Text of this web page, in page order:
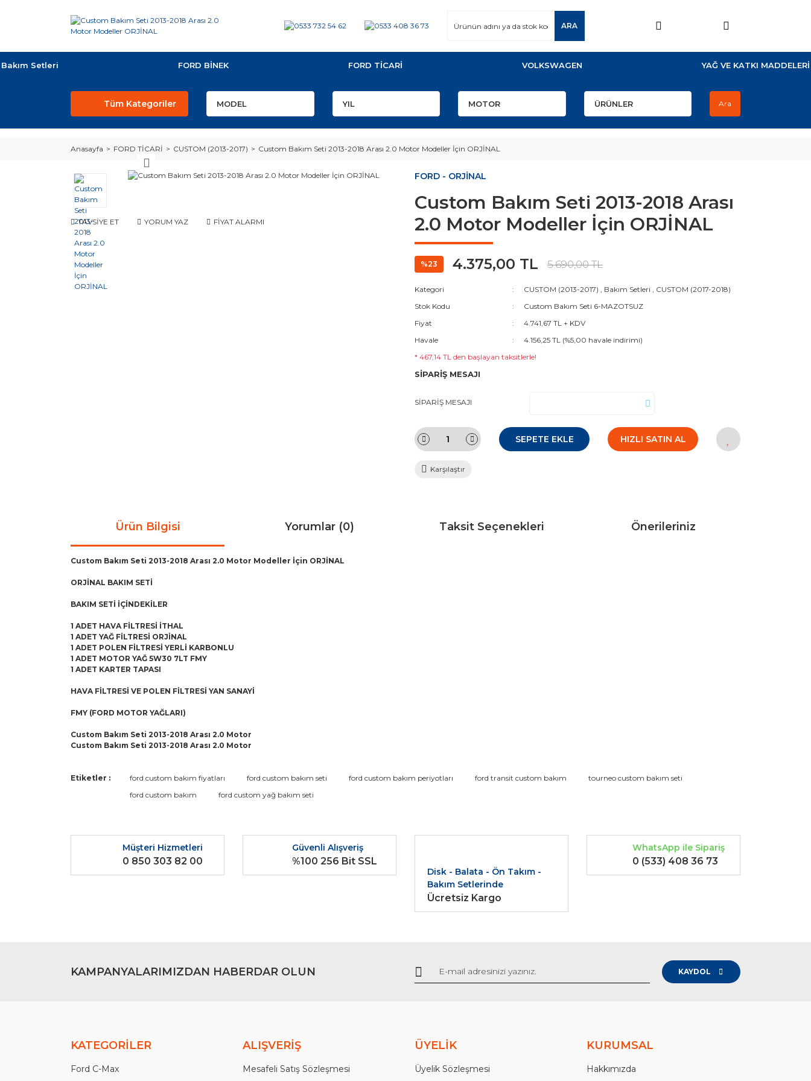
ARA
Bakım Setleri FORD BİNEK FORD TİCARİ VOLKSWAGEN YAĞ VE KATKI MADDELERİ
Tüm Kategoriler Ara
Anasayfa FORD TİCARİ CUSTOM (2013-2017) Custom Bakım Seti 2013-2018 Arası 2.0 Motor Modeller İçin ORJİNAL
TAVSİYE ET YORUM YAZ FİYAT ALARMI
FORD - ORJİNAL
Custom Bakım Seti 2013-2018 Arası
2.0 Motor Modeller İçin ORJİNAL
%23 4.375,00 TL 5.690,00 TL
Kategori CUSTOM (2013-2017) , Bakım Setleri , CUSTOM (2017-2018)
Stok Kodu
Custom Bakım Seti 6-MAZOTSUZ
Fiyat
4.741,67 TL + KDV
Havale
4.156,25 TL (%5,00 havale indirimi)
* 467,14 TL den başlayan taksitlerle!
SİPARİŞ MESAJI
SİPARİŞ MESAJI
SEPETE EKLE HIZLI SATIN AL
Karşılaştır
Ürün Bilgisi Yorumlar (0) Taksit Seçenekleri Önerileriniz
Custom Bakım Seti 2013-2018 Arası 2.0 Motor Modeller İçin ORJİNAL
ORJİNAL BAKIM SETİ
BAKIM SETİ İÇİNDEKİLER
1 ADET HAVA FİLTRESİ İTHAL
1 ADET YAĞ FİLTRESİ ORJİNAL
1 ADET POLEN FİLTRESİ YERLİ KARBONLU
1 ADET MOTOR YAĞ 5W30 7LT FMY
1 ADET KARTER TAPASI
HAVA FİLTRESİ VE POLEN FİLTRESİ YAN SANAYİ
FMY (FORD MOTOR YAĞLARI)
Custom Bakım Seti 2013-2018 Arası 2.0 Motor
Custom Bakım Seti 2013-2018 Arası 2.0 Motor
Bu ürünün fiyat bilgisi, resim, ürün açıklamalarında ve diğer konularda yetersiz gördüğünüz noktaları öneri formunu kullanarak tarafımıza iletebilirsiniz.
Ürün açıklamasında eksik bilgiler bulunuyor.
Ürün bilgilerinde hatalar bulunuyor.
Gönder
Etiketler : ford custom bakım fiyatları ford custom bakım seti ford custom bakım periyotları ford transit custom bakım
tourneo custom bakım seti
ford custom bakım
ford custom yağ bakım seti
Müşteri Hizmetleri
0 850 303 82 00
Güvenli Alışveriş
%100 256 Bit SSL
Disk - Balata - Ön Takım -
Bakım Setlerinde
Ücretsiz Kargo
WhatsApp ile Sipariş
0 (533) 408 36 73
KAMPANYALARIMIZDAN HABERDAR OLUN KAYDOL
KATEGORİLER
Ford C-Max
ALIŞVERİŞ
Mesafeli Satış Sözleşmesi
ÜYELİK
Üyelik Sözleşmesi
KURUMSAL
Hakkımızda